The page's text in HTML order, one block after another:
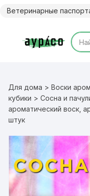
Ветеринарные
Для дома >Воски
кубики > Сосна и
ароматический воск,
штук